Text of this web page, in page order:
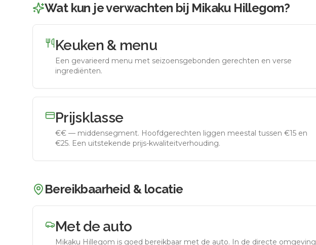
Wat kun je verwachten bij Mikaku Hillegom?
Keuken & menu
Een gevarieerd menu met seizoensgebonden gerechten en verse
ingrediënten.
Prijsklasse
€€ — middensegment. Hoofdgerechten liggen meestal tussen €15 en
€25. Een uitstekende prijs-kwaliteitverhouding.
Bereikbaarheid & locatie
Met de auto
Mikaku Hillegom is goed bereikbaar met de auto. In de directe omgeving